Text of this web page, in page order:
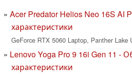
Acer Predator Helios Neo 16S AI
характеристики
GeForce RTX 5060 Laptop, Panther
Lenovo Yoga Pro 9 16i Gen 11 -
характеристики